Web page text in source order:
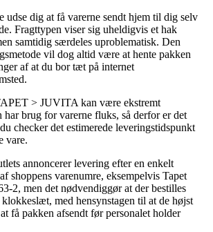
udse dig at få varerne sendt hjem til dig selv
Fragttypen viser sig uheldigvis et hak
samtidig særdeles uproblematisk. Den
vil dog altid være at hente pakken
af at du bor tæt på internet
> JUVITA kan være ekstremt
brug for varerne fluks, så derfor er det
checker det estimerede leveringstidspunkt
vare.
annoncerer levering efter en enkelt
shoppens varenumre, eksempelvis Tapet
2, men det nødvendiggør at der bestilles
med hensynstagen til at de højst
få pakken afsendt før personalet holder